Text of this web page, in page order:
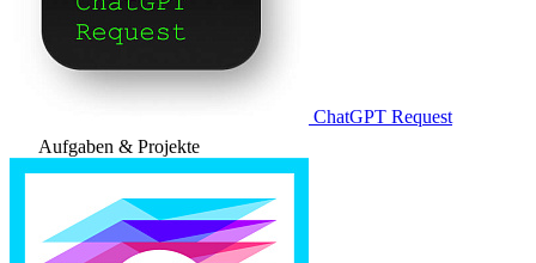
ChatGPT Request
Aufgaben & Projekte